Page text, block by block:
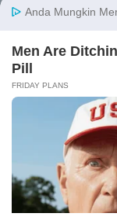
Databoks
Langganan Newsletter
Email